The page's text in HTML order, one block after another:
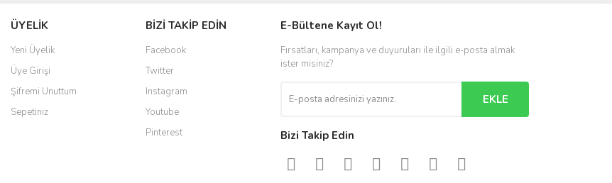
ÜYELİK
Yeni Üyelik
Üye Girişi
Şifremi Unuttum
Sepetiniz
BİZİ TAKİP EDİN
Facebook
Twitter
Instagram
Youtube
Pinterest
E-Bültene Kayıt Ol!
Fırsatları, kampanya ve duyuruları ile ilgili e-posta almak
ister misiniz?
EKLE
Bizi Takip Edin